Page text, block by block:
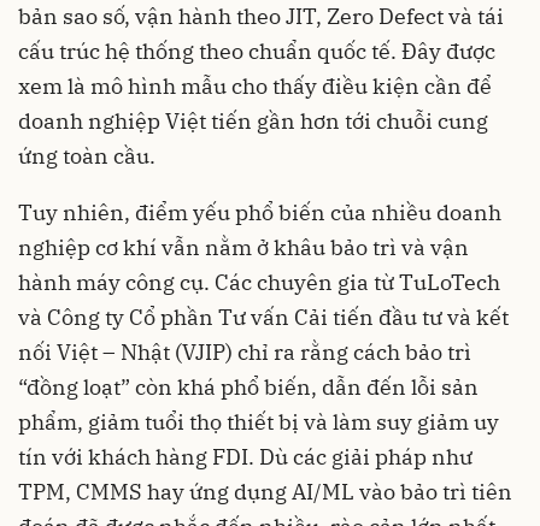
bản sao số, vận hành theo JIT, Zero Defect và tái
cấu trúc hệ thống theo chuẩn quốc tế. Đây được
xem là mô hình mẫu cho thấy điều kiện cần để
doanh nghiệp Việt tiến gần hơn tới chuỗi cung
ứng toàn cầu.
Tuy nhiên, điểm yếu phổ biến của nhiều doanh
nghiệp cơ khí vẫn nằm ở khâu bảo trì và vận
hành máy công cụ. Các chuyên gia từ TuLoTech
và Công ty Cổ phần Tư vấn Cải tiến đầu tư và kết
nối Việt – Nhật (VJIP) chỉ ra rằng cách bảo trì
“đồng loạt” còn khá phổ biến, dẫn đến lỗi sản
phẩm, giảm tuổi thọ thiết bị và làm suy giảm uy
tín với khách hàng FDI. Dù các giải pháp như
TPM, CMMS hay ứng dụng AI/ML vào bảo trì tiên